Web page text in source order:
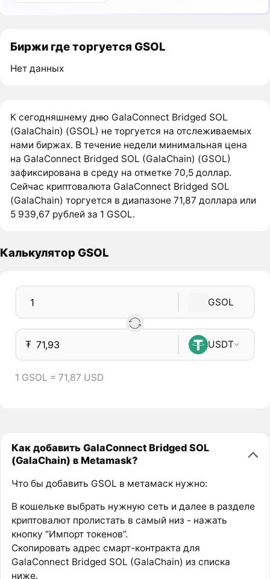
Биржи где торгуется GSOL
Нет данных
К сегодняшнему дню GalaConnect Bridged SOL
(GalaChain) (GSOL) не торгуется на отслеживаемых
нами биржах. В течение недели минимальная цена
на GalaConnect Bridged SOL (GalaChain) (GSOL)
зафиксирована в среду на отметке 70,5 доллар.
Сейчас криптовалюта GalaConnect Bridged SOL
(GalaChain) торгуется в диапазоне 71,87 доллара или
5 939,67 рублей за 1 GSOL.
Калькулятор GSOL
GSOL
₮ USDT
1 GSOL = 71,87 USD
Как добавить GalaConnect Bridged SOL
(GalaChain) в Metamask?
Что бы добавить GSOL в метамаск нужно:
В кошельке выбрать нужную сеть и далее в разделе
криптовалют пролистать в самый низ - нажать
кнопку “Импорт токенов”.
Скопировать адрес смарт-контракта для
GalaConnect Bridged SOL (GalaChain) из списка
ниже.